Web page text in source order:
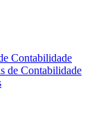
Contabilidade
de Contabilidade